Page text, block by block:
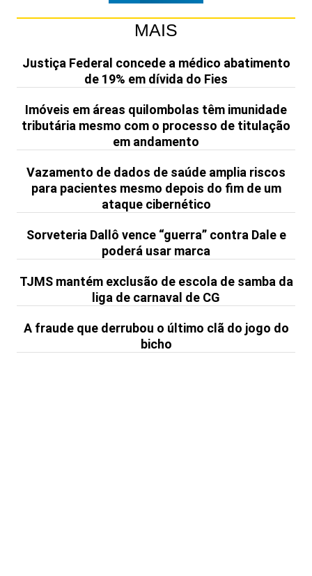
MAIS
Justiça Federal concede a médico abatimento
de 19% em dívida do Fies
Imóveis em áreas quilombolas têm imunidade
tributária mesmo com o processo de titulação
em andamento
Vazamento de dados de saúde amplia riscos
para pacientes mesmo depois do fim de um
ataque cibernético
Sorveteria Dallô vence “guerra” contra Dale e
poderá usar marca
TJMS mantém exclusão de escola de samba da
liga de carnaval de CG
A fraude que derrubou o último clã do jogo do
bicho